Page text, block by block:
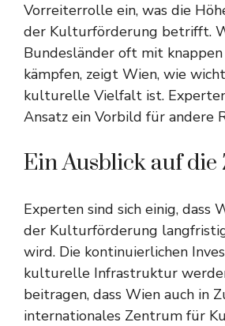
Vorreiterrolle ein, was die
der Kulturförderung betrifft.
Bundesländer oft mit
kämpfen, zeigt Wien, wie
kulturelle Vielfalt ist.
Ansatz ein Vorbild für andere
Ein Ausblick auf
Experten sind sich einig, dass
der Kulturförderung
wird. Die kontinuierlichen
kulturelle Infrastruktur
beitragen, dass Wien auch in
internationales Zentrum für